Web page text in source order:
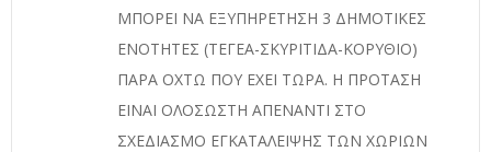
ΜΠΟΡΕΙ ΝΑ ΕΞΥΠΗΡΕΤΗΣΗ 3 ΔΗΜΟΤΙΚΕΣ
ΕΝΟΤΗΤΕΣ (ΤΕΓΕΑ-ΣΚΥΡΙΤΙΔΑ-ΚΟΡΥΘΙΟ)
ΠΑΡΑ ΟΧΤΩ ΠΟΥ ΕΧΕΙ ΤΩΡΑ. Η ΠΡΟΤΑΣΗ
ΕΙΝΑΙ ΟΛΟΣΩΣΤΗ ΑΠΕΝΑΝΤΙ ΣΤΟ
ΣΧΕΔΙΑΣΜΟ ΕΓΚΑΤΑΛΕΙΨΗΣ ΤΩΝ ΧΩΡΙΩΝ